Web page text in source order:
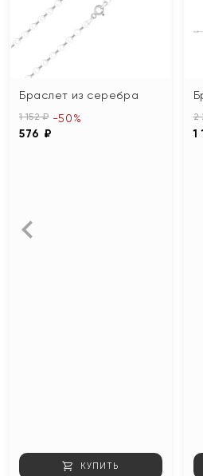
Браслет из серебра
1 152 ₽
576 ₽
-50%
КУПИТЬ
2
1